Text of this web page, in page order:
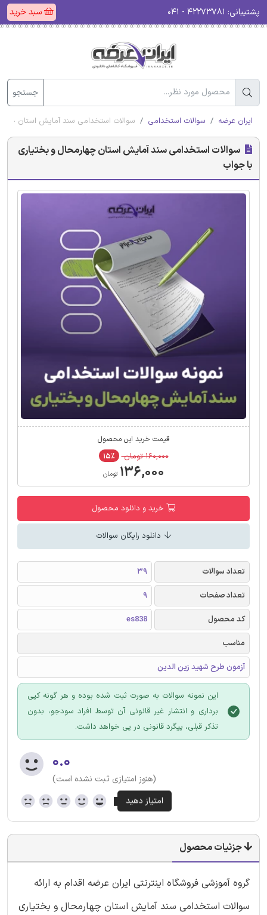
پشتیبانی: سبد خرید
جستجو
ایران عرضه سوالات استخدامی سوالات استخدامی سند آمایش استان
سوالات استخدامی سند آمایش استان چهارمحال و بختیاری
با جواب
قیمت خرید این محصول
۱۶۰,۰۰۰ تومان ۱۵٪
۱۳۶,۰۰۰ تومان
خرید و دانلود محصول
دانلود رایگان سوالات
تعداد سوالات
39
تعداد صفحات
9
کد محصول
es838
مناسب
آزمون طرح شهید زین الدین
این نمونه سوالات به صورت ثبت شده بوده و هر گونه کپی
برداری و انتشار غیر قانونی آن توسط افراد سودجو، بدون
تذکر قبلی، پیگرد قانونی در پی خواهد داشت.
۰.۰
(هنوز امتیازی ثبت نشده است)
جزئیات محصول
گروه آموزشی فروشگاه اینترنتی ایران عرضه اقدام به ارائه
سوالات استخدامی سند آمایش استان چهارمحال و بختیاری